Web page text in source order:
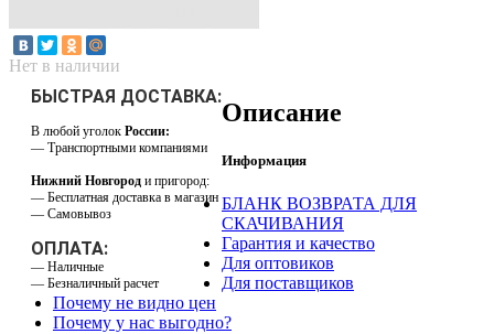
Нет в наличии
БЫСТРАЯ ДОСТАВКА:
В любой уголок России:
— Транспортными компаниями
Нижний Новгород и пригород:
— Бесплатная доставка в магазин
— Самовывоз
ОПЛАТА:
— Наличные
— Безналичный расчет
Описание
Информация
БЛАНК ВОЗВРАТА ДЛЯ
СКАЧИВАНИЯ
Гарантия и качество
Для оптовиков
Для поставщиков
Почему не видно цен
Почему у нас выгодно?